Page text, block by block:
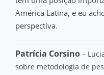
América Latina, e eu
perspectiva.
Patrícia Corsino –
sobre metodologia de